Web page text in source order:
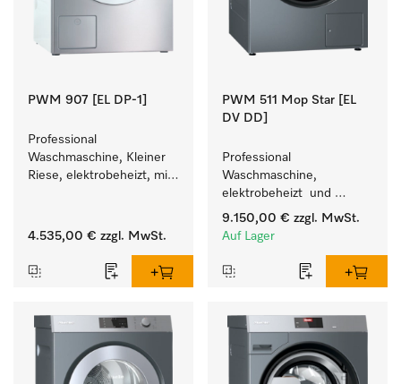
PWM 907 [EL DP-1]
Professional
Waschmaschine, Kleiner
Riese, elektrobeheizt, mit
Programmen.
4.535,00 € zzgl. MwSt.
PWM 511 Mop Star [EL
DV DD]
Professional
Waschmaschine,
elektrobeheizt  und
Waschmitteleinspülkasten,
M Touch Pro, für das
9.150,00 € zzgl. MwSt.
Auf Lager